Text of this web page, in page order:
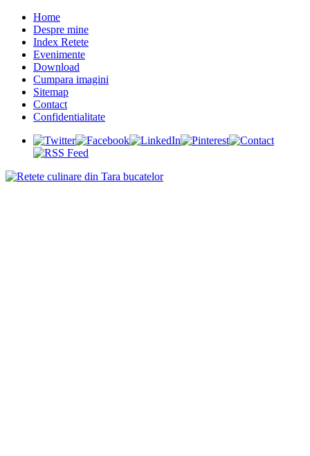
Home
Despre mine
Index Retete
Evenimente
Download
Cumpara imagini
Sitemap
Contact
Confidentialitate